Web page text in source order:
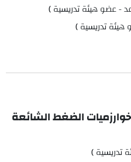
- عضو هيئة تدريسية )
تدريسية )
الضغط الشائعة
تدريسية )